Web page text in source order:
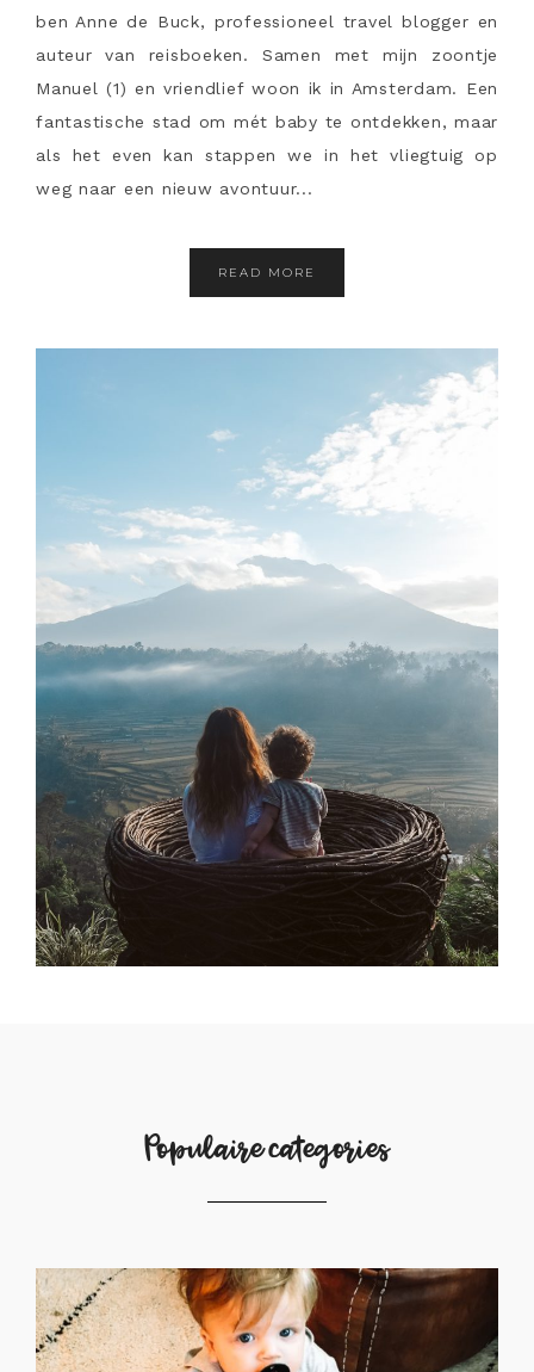
ben Anne de Buck, professioneel travel blogger en
auteur van reisboeken. Samen met mijn zoontje
Manuel (1) en vriendlief woon ik in Amsterdam. Een
fantastische stad om mét baby te ontdekken, maar
als het even kan stappen we in het vliegtuig op
weg naar een nieuw avontuur...
READ MORE
Populaire categories